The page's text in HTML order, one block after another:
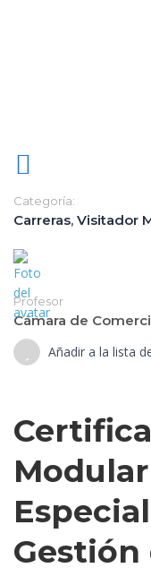
Categoría:
Carreras, Visitador
Profesor
Cámara de
Añadir a la lista
Gestión